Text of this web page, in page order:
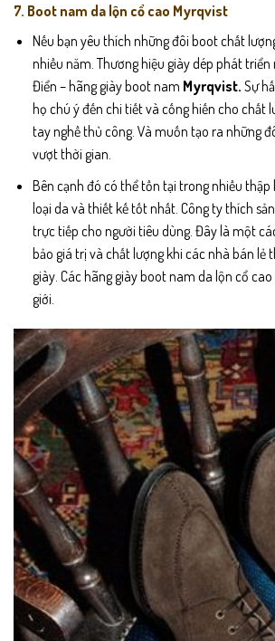
7. Boot nam da lộn cổ cao Myrqvist
Nếu bạn yêu thích những đôi boot chất
nhiều năm. Thương hiệu giày dép phát
Điển – hãng giày boot nam Myrqvist. Sự
họ chú ý đến chi tiết và cống hiến cho chất
tay nghề thủ công. Và muốn tạo ra những
vượt thời gian.
Bên cạnh đó có thể tồn tại trong nhiều thập
loại da và thiết kế tốt nhất. Công ty thích
trực tiếp cho người tiêu dùng. Đây là một
bảo giá trị và chất lượng khi các nhà bán lẻ
giày. Các hãng giày boot nam da lộn cổ
giới.